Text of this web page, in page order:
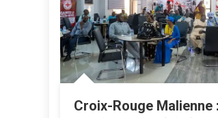
Croix-Rouge Malienne